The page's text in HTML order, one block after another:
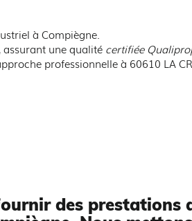
à Compiègne.
assurant une qualité certifiée
professionnelle à 60610 LA
des prestations